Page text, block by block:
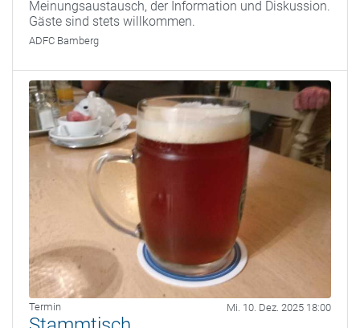
Meinungsaustausch, der Information und Diskussion.
Gäste sind stets willkommen.
ADFC Bamberg
Termin Mi. 10. Dez. 2025 18:00